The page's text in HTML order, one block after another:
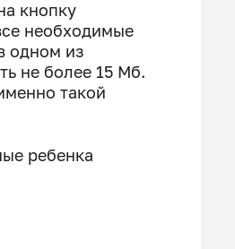
кнопку
необходимые
одном из
не более 15 Мб.
такой
ребенка